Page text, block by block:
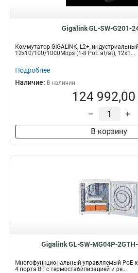
Gigalink GL-SW-G201-
Коммутатор GIGALINK, L2+,
12x10/100/1000Mbps (1-8 PoE af/at), 12x1...
Подробнее
Наличие: В наличии
124 992,00
– +
В корзину
Gigalink GL-SW-MG04P-2GTH-
Многофункциональный управляемый PoE
4 порта BT с термостабилизацией и ре...